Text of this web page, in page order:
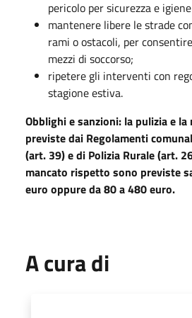
pericolo per sicurezza e
mantenere libere le strade
rami o ostacoli, per
mezzi di soccorso;
ripetere gli interventi con
stagione estiva.
Obblighi e sanzioni: la pulizia e
previste dai Regolamenti
(art. 39) e di Polizia Rurale (art.
mancato rispetto sono previste
euro oppure da 80 a 480 euro.
A cura di